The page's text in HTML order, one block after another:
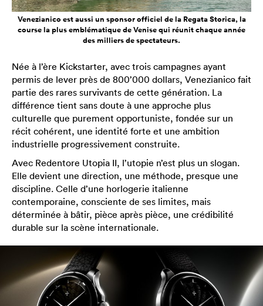
Venezianico est aussi un sponsor officiel de la Regata Storica, la
course la plus emblématique de Venise qui réunit chaque année
des milliers de spectateurs.
Née à l’ère Kickstarter, avec trois campagnes ayant
permis de lever près de 800’000 dollars, Venezianico fait
partie des rares survivants de cette génération. La
différence tient sans doute à une approche plus
culturelle que purement opportuniste, fondée sur un
récit cohérent, une identité forte et une ambition
industrielle progressivement construite.
Avec Redentore Utopia II, l’utopie n’est plus un slogan.
Elle devient une direction, une méthode, presque une
discipline. Celle d’une horlogerie italienne
contemporaine, consciente de ses limites, mais
déterminée à bâtir, pièce après pièce, une crédibilité
durable sur la scène internationale.